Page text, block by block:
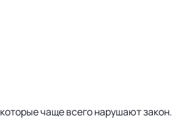
чаще всего нарушают закон.